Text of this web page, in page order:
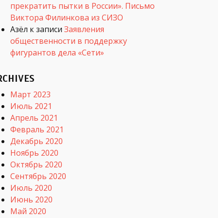
прекратить пытки в России». Письмо
Виктора Филинкова из СИЗО
Азёл к записи Заявления
общественности в поддержку
фигурантов дела «Сети»
Март 2023
Июль 2021
Апрель 2021
Февраль 2021
Декабрь 2020
Ноябрь 2020
Октябрь 2020
Сентябрь 2020
Июль 2020
Июнь 2020
Май 2020